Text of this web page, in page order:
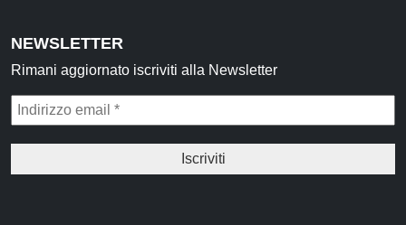
NEWSLETTER
Rimani aggiornato iscriviti alla Newsletter